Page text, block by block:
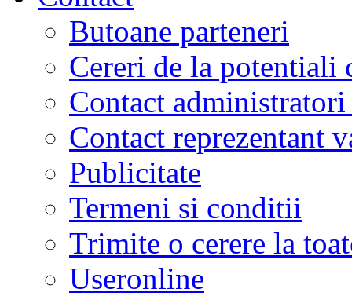
Butoane parteneri
Cereri de la potentiali
Contact
Contact reprezentant
Publicitate
Termeni si conditii
Trimite o cerere la
Useronline